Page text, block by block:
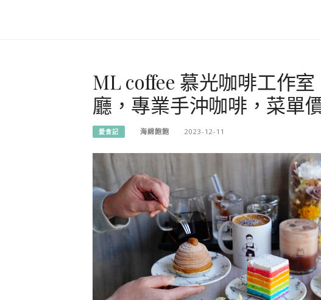
ML coffee 慕光咖啡工作
廳，專業手沖咖啡，菜單
愛食記 海綿飽飽 2023-12-11